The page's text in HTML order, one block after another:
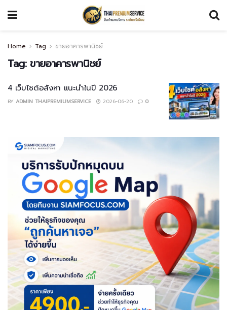
Home Tag ขายอาคารพานิชย์
Tag: ขายอาคารพานิชย์
4 เว็บไซต์อสังหา แนะนำในปี 2026
BY ADMIN THAIPREMIUMSERVICE 2026-06-20 0